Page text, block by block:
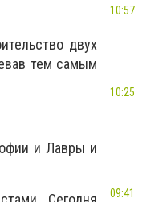
двух
тем самым
и Лавры и
10:57
10:25
09:41